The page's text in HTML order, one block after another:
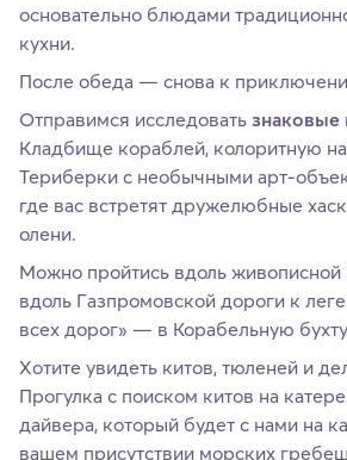
основательно блюдами
кухни.
После обеда — снова к
Отправимся исследовать знаковые
Кладбище кораблей, колоритную
Териберки с необычными
где вас встретят дружелюбные
олени.
Можно пройтись вдоль живописной
вдоль Газпромовской дороги к
всех дорог» — в Корабельную
Хотите увидеть китов, тюленей и
Прогулка с поиском китов на
дайвера, который будет с нами на
вашем присутствии морских